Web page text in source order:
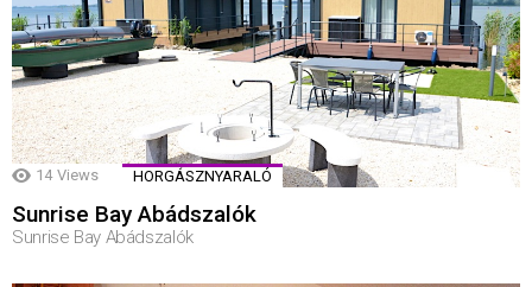
14 Views HORGÁSZNYARALÓ
Sunrise Bay Abádszalók
Sunrise Bay Abádszalók